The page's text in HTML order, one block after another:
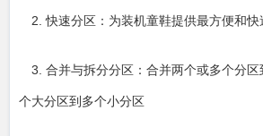
2. 快速分区：为装机童鞋提供最方便和快
3. 合并与拆分分区：合并两个或多个分
个大分区到多个小分区